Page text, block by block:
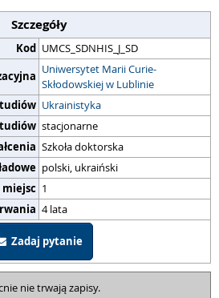
Szczegóły
Kod UMCS_SDNHIS_J_SD
Uniwersytet Marii Curie-
Skłodowskiej w Lublinie
Ukrainistyka
stacjonarne
Szkoła doktorska
polski, ukraiński
1
4 lata
Zadaj pytanie
nie trwają zapisy.